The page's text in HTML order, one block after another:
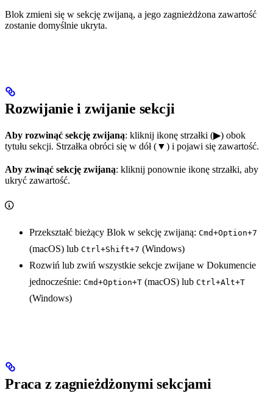
Blok zmieni się w sekcję zwijaną, a jego zagnieżdżona zawartość
zostanie domyślnie ukryta.
Rozwijanie i zwijanie sekcji
Aby rozwinąć sekcję zwijaną: kliknij ikonę strzałki (▶) obok
tytułu sekcji. Strzałka obróci się w dół (▼) i pojawi się zawartość.
Aby zwinąć sekcję zwijaną: kliknij ponownie ikonę strzałki, aby
ukryć zawartość.
Przekształć bieżący Blok w sekcję zwijaną: Cmd+Option+7
(macOS) lub Ctrl+Shift+7 (Windows)
Rozwiń lub zwiń wszystkie sekcje zwijane w Dokumencie
jednocześnie: Cmd+Option+T (macOS) lub Ctrl+Alt+T
(Windows)
Praca z zagnieżdżonymi sekcjami